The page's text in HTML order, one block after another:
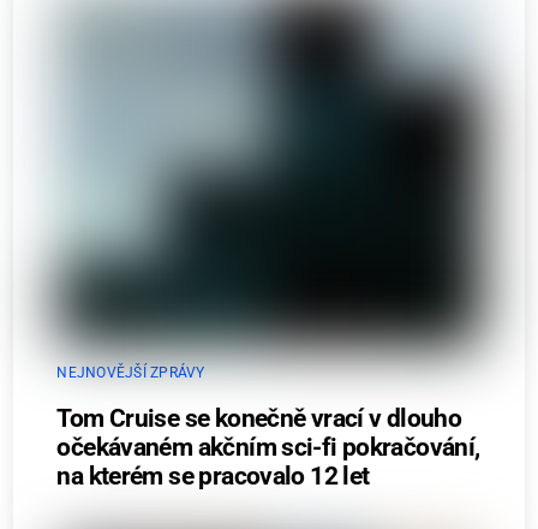
NEJNOVĚJŠÍ ZPRÁVY
Tom Cruise se konečně vrací v dlouho
očekávaném akčním sci-fi pokračování,
na kterém se pracovalo 12 let